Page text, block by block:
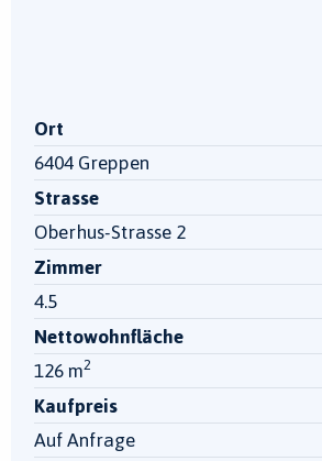
Ort
6404 Greppen
Strasse
Oberhus-Strasse 2
Zimmer
4.5
Nettowohnfläche
126 m2
Kaufpreis
Auf Anfrage